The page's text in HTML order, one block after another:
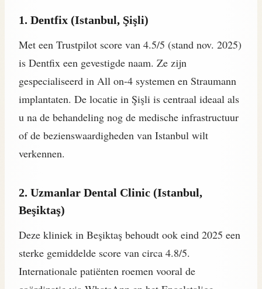
1. Dentfix (Istanbul, Şişli)
Met een Trustpilot score van 4.5/5 (stand nov. 2025)
is Dentfix een gevestigde naam. Ze zijn
gespecialiseerd in All on-4 systemen en Straumann
implantaten. De locatie in Şişli is centraal ideaal als
u na de behandeling nog de medische infrastructuur
of de bezienswaardigheden van Istanbul wilt
verkennen.
2. Uzmanlar Dental Clinic (Istanbul,
Beşiktaş)
Deze kliniek in Beşiktaş behoudt ook eind 2025 een
sterke gemiddelde score van circa 4.8/5.
Internationale patiënten roemen vooral de